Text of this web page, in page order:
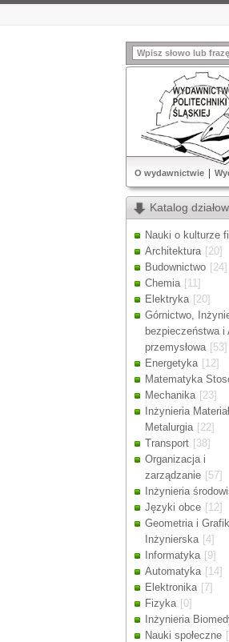
O wydawnictwie
Katalog
Nauki o kulturze
Architektura [20]
Budownictwo [24]
Chemia [11]
Elektryka [20]
Górnictwo,
bezpieczeństwa i
przemysłowa [53]
Energetyka [12]
Matematyka
Mechanika [23]
Inżynieria
Metalurgia [22]
Transport [38]
Organizacja i
zarządzanie [57]
Inżynieria
Języki obce [12]
Geometria i
Inżynierska [4]
Informatyka [9]
Automatyka [14]
Elektronika [7]
Fizyka [0]
Inżynieria
Nauki społeczne